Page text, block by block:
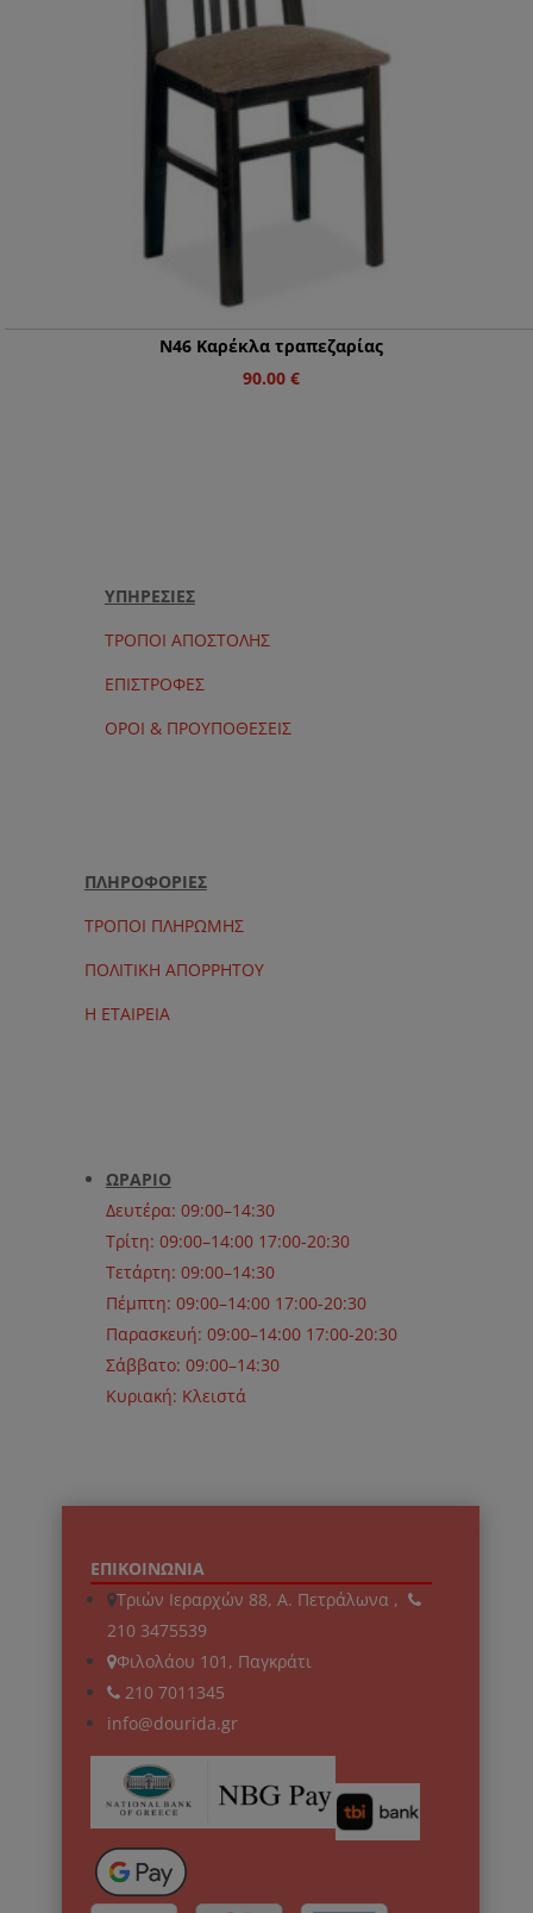
Ν46 Καρέκλα τραπεζαρίας
90.00€
ΥΠΗΡΕΣΙΕΣ
ΤΡΟΠΟΙ ΑΠΟΣΤΟΛΗΣ
ΕΠΙΣΤΡΟΦΕΣ
ΟΡΟΙ & ΠΡΟΥΠΟΘΕΣΕΙΣ
ΠΛΗΡΟΦΟΡΙΕΣ
ΤΡΟΠΟΙ ΠΛΗΡΩΜΗΣ
ΠΟΛΙΤΙΚΗ ΑΠΟΡΡΗΤΟΥ
Η ΕΤΑΙΡΕΙΑ
ΩΡΑΡΙΟ
Δευτέρα: 09:00–14:30
Τρίτη: 09:00–14:00 17:00-20:30
Τετάρτη: 09:00–14:30
Πέμπτη: 09:00–14:00 17:00-20:30
Παρασκευή: 09:00–14:00 17:00-20:30
Σάββατο: 09:00–14:30
Κυριακή: Κλειστά
ΕΠΙΚΟΙΝΩΝΙΑ
Τριών Ιεραρχών 88, Α. Πετράλωνα ,
210 3475539
Φιλολάου 101, Παγκράτι
210 7011345
info@dourida.gr